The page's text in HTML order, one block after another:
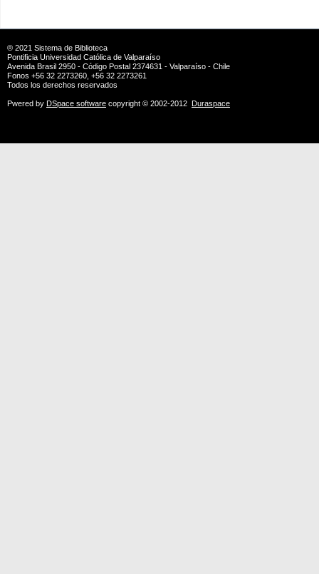
® 2021 Sistema de Biblioteca
Pontificia Universidad Católica de Valparaíso
Avenida Brasil 2950 - Código Postal 2374631 - Valparaíso - Chile
Fonos +56 32 2273260, +56 32 2273261
Todos los derechos reservados
Pwered by DSpace software copyright © 2002-2012 Duraspace